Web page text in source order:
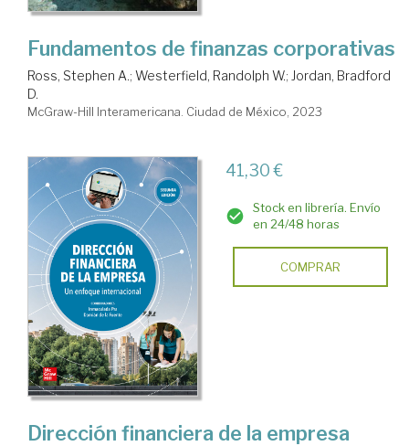
Fundamentos de finanzas corporativas
Ross, Stephen A.; Westerfield, Randolph W.; Jordan, Bradford
D.
McGraw-Hill Interamericana. Ciudad de México, 2023
41,30 €
Stock en librería. Envío
en 24/48 horas
COMPRAR
Dirección financiera de la empresa